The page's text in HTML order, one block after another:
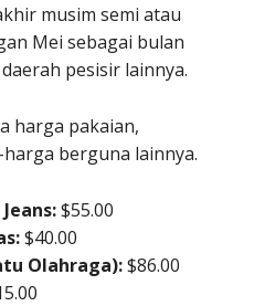
musim semi atau
Mei sebagai bulan
pesisir lainnya.
harga pakaian,
berguna lainnya.
$55.00
$40.00
Olahraga):$86.00